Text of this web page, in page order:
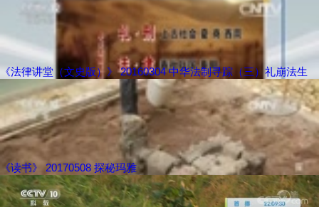
《法律讲堂（文史版）》 20160304 中华法制寻踪（三）礼崩法生
《读书》 20170508 探秘玛雅